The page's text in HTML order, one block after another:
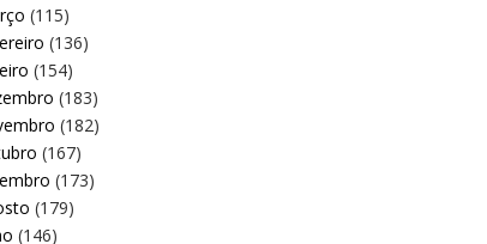
(115)
(136)
(154)
(183)
(182)
(167)
(173)
(179)
(146)